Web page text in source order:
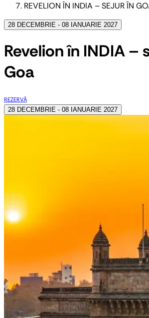
REVELION ÎN INDIA – SEJUR ÎN
28 DECEMBRIE - 08 IANUARIE 2027
Revelion în INDIA –
Goa
REZERVĂ
28 DECEMBRIE - 08 IANUARIE 2027